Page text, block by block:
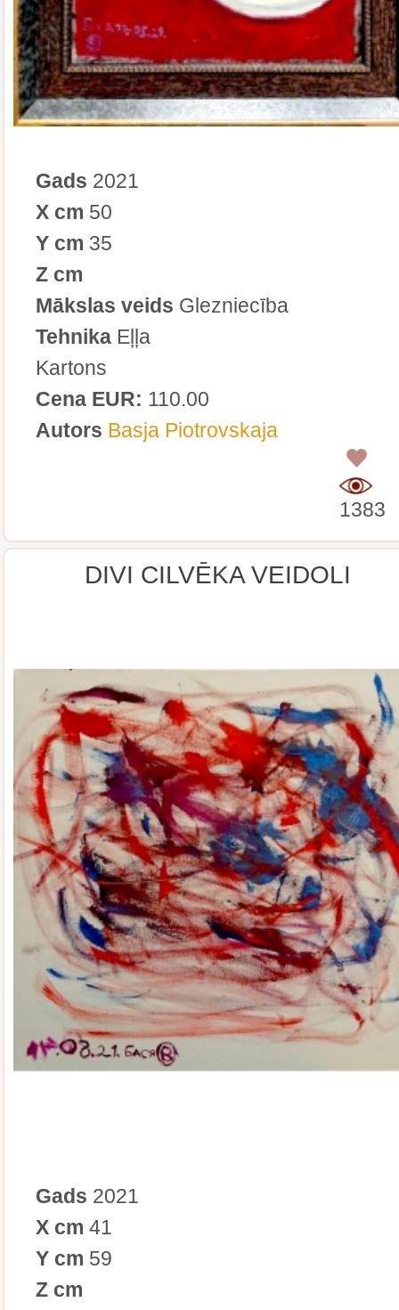
Gads 2021
X cm 50
Y cm 35
Z cm
Mākslas veids Glezniecība
Tehnika Eļļa
Kartons
Cena EUR: 110.00
Autors Basja Piotrovskaja
1383
DIVI CILVĒKA VEIDOLI
Gads 2021
X cm 41
Y cm 59
Z cm